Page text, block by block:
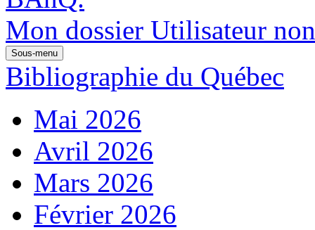
Mon dossier Utilisateur
Sous-menu
Bibliographie du Québec
Mai 2026
Avril 2026
Mars 2026
Février 2026